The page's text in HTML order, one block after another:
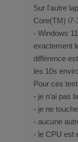
Sur l'autre
Core(TM) i7-
- Windows
exactement
différence
les 10s
Pour ces
- je n'ai pas
- je ne
- aucune
- le CPU est